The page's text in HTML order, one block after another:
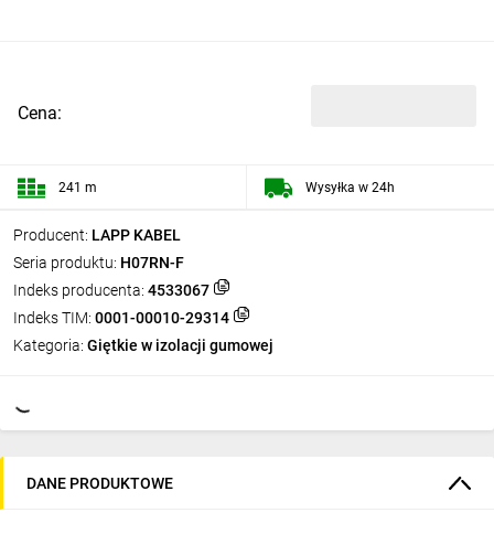
Producent: LAPP KABEL
Seria produktu: H07RN-F
Indeks producenta: 4533067
Indeks TIM: 0001-00010-29314
Kategoria: Giętkie w izolacji gumowej
Cena:
241 m Wysyłka w 24h
DANE PRODUKTOWE